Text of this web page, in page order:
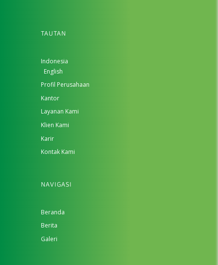
TAUTAN
Indonesia
English
Profil Perusahaan
Kantor
Layanan Kami
Klien Kami
Karir
Kontak Kami
NAVIGASI
Beranda
Berita
Galeri